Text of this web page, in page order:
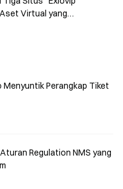
Virtual yang
Menyuntik Perangkap Tiket
Regulation NMS yang